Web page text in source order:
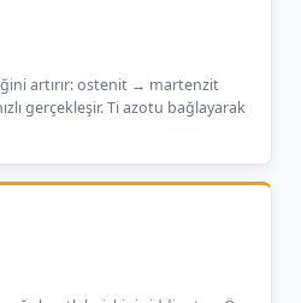
artırır: ostenit → martenzit
gerçekleşir. Ti azotu bağlayarak